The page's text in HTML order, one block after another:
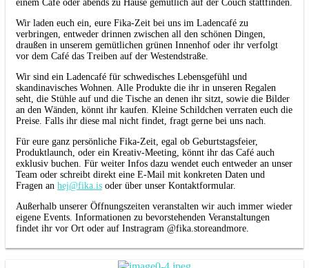
einem Café oder abends zu Hause gemütlich auf der Couch stattfinden.
Wir laden euch ein, eure Fika-Zeit bei uns im Ladencafé zu
verbringen, entweder drinnen zwischen all den schönen Dingen,
draußen in unserem gemütlichen grünen Innenhof oder ihr verfolgt
vor dem Café das Treiben auf der Westendstraße.
Wir sind ein Ladencafé für schwedisches Lebensgefühl und
skandinavisches Wohnen. Alle Produkte die ihr in unseren Regalen
seht, die Stühle auf und die Tische an denen ihr sitzt, sowie die Bilder
an den Wänden, könnt ihr kaufen. Kleine Schildchen verraten euch die
Preise. Falls ihr diese mal nicht findet, fragt gerne bei uns nach.
Für eure ganz persönliche Fika-Zeit, egal ob Geburtstagsfeier,
Produktlaunch, oder ein Kreativ-Meeting, könnt ihr das Café auch
exklusiv buchen. Für weiter Infos dazu wendet euch entweder an unser
Team oder schreibt direkt eine E-Mail mit konkreten Daten und
Fragen an hej@fika.is oder über unser Kontaktformular.
Außerhalb unserer Öffnungszeiten veranstalten wir auch immer wieder
eigene Events. Informationen zu bevorstehenden Veranstaltungen
findet ihr vor Ort oder auf Instragram @fika.storeandmore.